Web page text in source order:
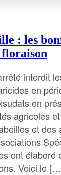
: les
interdit
en
en
agricoles
et des
ont élaboré
Voici le